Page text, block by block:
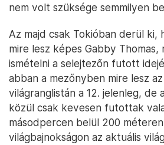
nem volt szüksége semmilyen
Az majd csak Tokióban derül ki,
mire lesz képes Gabby Thomas,
ismételni a selejtezőn futott
abban a mezőnyben mire lesz
világranglistán a 12. jelenleg, de
közül csak kevesen futottak
másodpercen belül 200
világbajnokságon az aktuális